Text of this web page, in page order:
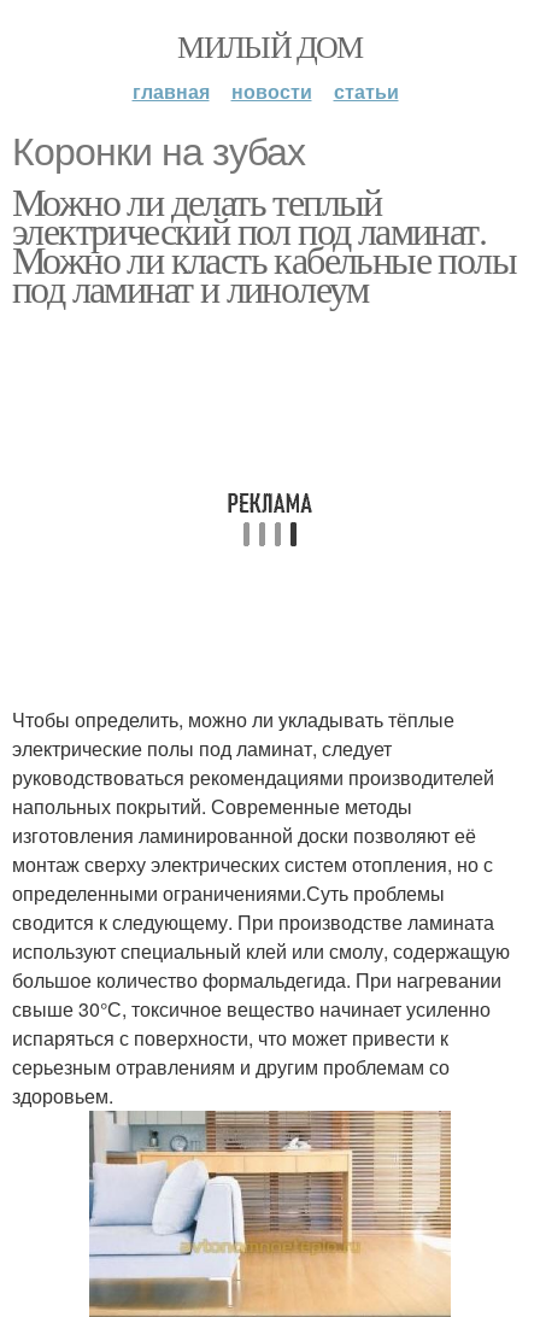
МИЛЫЙ ДОМ
главная новости статьи
Коронки на зубах
Можно ли делать теплый
электрический пол под ламинат.
Можно ли класть кабельные полы
под ламинат и линолеум
Чтобы определить, можно ли укладывать тёплые
электрические полы под ламинат, следует
руководствоваться рекомендациями производителей
напольных покрытий. Современные методы
изготовления ламинированной доски позволяют её
монтаж сверху электрических систем отопления, но с
определенными ограничениями.Суть проблемы
сводится к следующему. При производстве ламината
используют специальный клей или смолу, содержащую
большое количество формальдегида. При нагревании
свыше 30°С, токсичное вещество начинает усиленно
испаряться с поверхности, что может привести к
серьезным отравлениям и другим проблемам со
здоровьем.